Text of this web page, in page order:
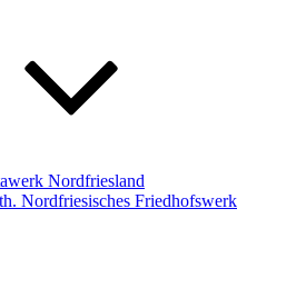
Nordfriesland
Nordfriesisches Friedhofswerk